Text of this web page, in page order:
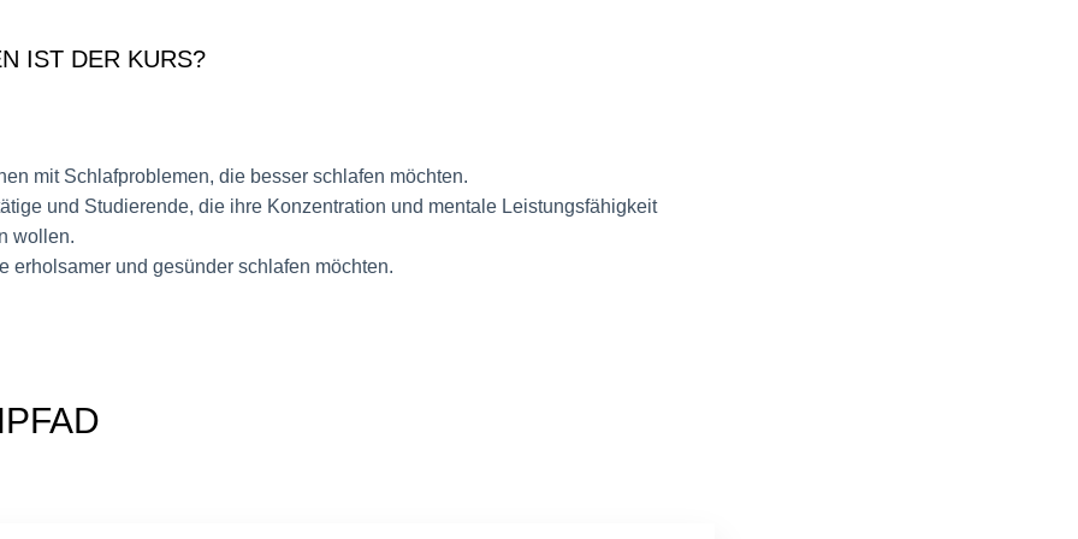
IST DER KURS?
mit Schlafproblemen, die besser schlafen möchten.
und Studierende, die ihre Konzentration und mentale Leistungsfähigkeit
wollen.
erholsamer und gesünder schlafen möchten.